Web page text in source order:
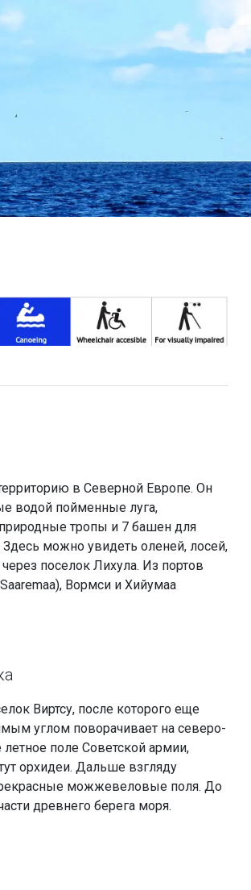
в Северной Европе. Он
водой пойменные луга,
тропы и 7 башен для
можно увидеть оленей, лосей,
поселок Лихула. Из портов
Вормси и Хийумаа
Виртсу, после которого еще
углом поворачивает на северо-
поле Советской армии,
орхидеи. Дальше взгляду
можжевеловые поля. До
древнего берега моря.